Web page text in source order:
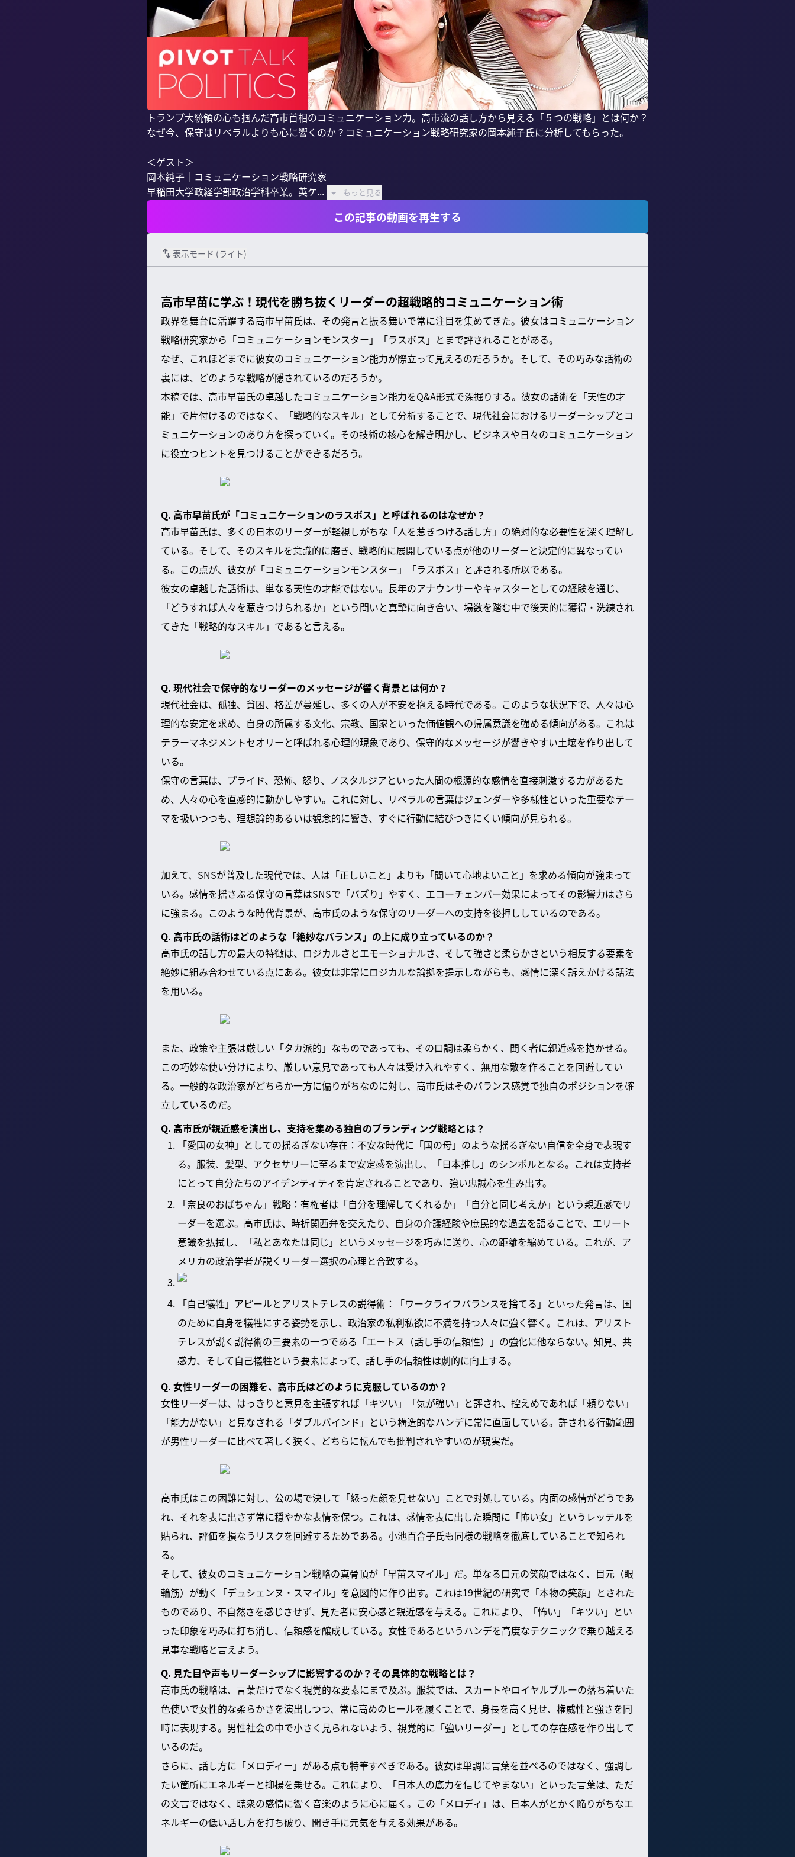
トランプ大統領の心も掴んだ高市首相のコミュニケーション力。高市流の話し方から見える「５つの戦略」とは何か？
なぜ今、保守はリベラルよりも心に響くのか？コミュニケーション戦略研究家の岡本純子氏に分析してもらった。
＜ゲスト＞
岡本純子｜コミュニケーション戦略研究家
早稲田大学政経学部政治学科卒業。英ケ...
もっと見る
この記事の動画を再生する
表示モード (ライト)
高市早苗に学ぶ！現代を勝ち抜くリーダーの超戦略的コミュニケーション術
政界を舞台に活躍する高市早苗氏は、その発言と振る舞いで常に注目を集めてきた。彼女はコミュニケーション
戦略研究家から「コミュニケーションモンスター」「ラスボス」とまで評されることがある。
なぜ、これほどまでに彼女のコミュニケーション能力が際立って見えるのだろうか。そして、その巧みな話術の
裏には、どのような戦略が隠されているのだろうか。
本稿では、高市早苗氏の卓越したコミュニケーション能力をQ&A形式で深掘りする。彼女の話術を「天性の才
能」で片付けるのではなく、「戦略的なスキル」として分析することで、現代社会におけるリーダーシップとコ
ミュニケーションのあり方を探っていく。その技術の核心を解き明かし、ビジネスや日々のコミュニケーション
に役立つヒントを見つけることができるだろう。
Q. 高市早苗氏が「コミュニケーションのラスボス」と呼ばれるのはなぜか？
高市早苗氏は、多くの日本のリーダーが軽視しがちな「人を惹きつける話し方」の絶対的な必要性を深く理解し
ている。そして、そのスキルを意識的に磨き、戦略的に展開している点が他のリーダーと決定的に異なってい
る。この点が、彼女が「コミュニケーションモンスター」「ラスボス」と評される所以である。
彼女の卓越した話術は、単なる天性の才能ではない。長年のアナウンサーやキャスターとしての経験を通じ、
「どうすれば人々を惹きつけられるか」という問いと真摯に向き合い、場数を踏む中で後天的に獲得・洗練され
てきた「戦略的なスキル」であると言える。
Q. 現代社会で保守的なリーダーのメッセージが響く背景とは何か？
現代社会は、孤独、貧困、格差が蔓延し、多くの人が不安を抱える時代である。このような状況下で、人々は心
理的な安定を求め、自身の所属する文化、宗教、国家といった価値観への帰属意識を強める傾向がある。これは
テラーマネジメントセオリーと呼ばれる心理的現象であり、保守的なメッセージが響きやすい土壌を作り出して
いる。
保守の言葉は、プライド、恐怖、怒り、ノスタルジアといった人間の根源的な感情を直接刺激する力があるた
め、人々の心を直感的に動かしやすい。これに対し、リベラルの言葉はジェンダーや多様性といった重要なテー
マを扱いつつも、理想論的あるいは観念的に響き、すぐに行動に結びつきにくい傾向が見られる。
加えて、SNSが普及した現代では、人は「正しいこと」よりも「聞いて心地よいこと」を求める傾向が強まって
いる。感情を揺さぶる保守の言葉はSNSで「バズり」やすく、エコーチェンバー効果によってその影響力はさら
に強まる。このような時代背景が、高市氏のような保守のリーダーへの支持を後押ししているのである。
Q. 高市氏の話術はどのような「絶妙なバランス」の上に成り立っているのか？
高市氏の話し方の最大の特徴は、ロジカルさとエモーショナルさ、そして強さと柔らかさという相反する要素を
絶妙に組み合わせている点にある。彼女は非常にロジカルな論拠を提示しながらも、感情に深く訴えかける話法
を用いる。
また、政策や主張は厳しい「タカ派的」なものであっても、その口調は柔らかく、聞く者に親近感を抱かせる。
この巧妙な使い分けにより、厳しい意見であっても人々は受け入れやすく、無用な敵を作ることを回避してい
る。一般的な政治家がどちらか一方に偏りがちなのに対し、高市氏はそのバランス感覚で独自のポジションを確
立しているのだ。
Q. 高市氏が親近感を演出し、支持を集める独自のブランディング戦略とは？
「愛国の女神」としての揺るぎない存在：不安な時代に「国の母」のような揺るぎない自信を全身で表現す
る。服装、髪型、アクセサリーに至るまで安定感を演出し、「日本推し」のシンボルとなる。これは支持者
にとって自分たちのアイデンティティを肯定されることであり、強い忠誠心を生み出す。
「奈良のおばちゃん」戦略：有権者は「自分を理解してくれるか」「自分と同じ考えか」という親近感でリ
ーダーを選ぶ。高市氏は、時折関西弁を交えたり、自身の介護経験や庶民的な過去を語ることで、エリート
意識を払拭し、「私とあなたは同じ」というメッセージを巧みに送り、心の距離を縮めている。これが、ア
メリカの政治学者が説くリーダー選択の心理と合致する。
「自己犠牲」アピールとアリストテレスの説得術：「ワークライフバランスを捨てる」といった発言は、国
のために自身を犠牲にする姿勢を示し、政治家の私利私欲に不満を持つ人々に強く響く。これは、アリスト
テレスが説く説得術の三要素の一つである「エートス（話し手の信頼性）」の強化に他ならない。知見、共
感力、そして自己犠牲という要素によって、話し手の信頼性は劇的に向上する。
Q. 女性リーダーの困難を、高市氏はどのように克服しているのか？
女性リーダーは、はっきりと意見を主張すれば「キツい」「気が強い」と評され、控えめであれば「頼りない」
「能力がない」と見なされる「ダブルバインド」という構造的なハンデに常に直面している。許される行動範囲
が男性リーダーに比べて著しく狭く、どちらに転んでも批判されやすいのが現実だ。
高市氏はこの困難に対し、公の場で決して「怒った顔を見せない」ことで対処している。内面の感情がどうであ
れ、それを表に出さず常に穏やかな表情を保つ。これは、感情を表に出した瞬間に「怖い女」というレッテルを
貼られ、評価を損なうリスクを回避するためである。小池百合子氏も同様の戦略を徹底していることで知られ
る。
そして、彼女のコミュニケーション戦略の真骨頂が「早苗スマイル」だ。単なる口元の笑顔ではなく、目元（眼
輪筋）が動く「デュシェンヌ・スマイル」を意図的に作り出す。これは19世紀の研究で「本物の笑顔」とされた
ものであり、不自然さを感じさせず、見た者に安心感と親近感を与える。これにより、「怖い」「キツい」とい
った印象を巧みに打ち消し、信頼感を醸成している。女性であるというハンデを高度なテクニックで乗り越える
見事な戦略と言えよう。
Q. 見た目や声もリーダーシップに影響するのか？その具体的な戦略とは？
高市氏の戦略は、言葉だけでなく視覚的な要素にまで及ぶ。服装では、スカートやロイヤルブルーの落ち着いた
色使いで女性的な柔らかさを演出しつつ、常に高めのヒールを履くことで、身長を高く見せ、権威性と強さを同
時に表現する。男性社会の中で小さく見られないよう、視覚的に「強いリーダー」としての存在感を作り出して
いるのだ。
さらに、話し方に「メロディー」がある点も特筆すべきである。彼女は単調に言葉を並べるのではなく、強調し
たい箇所にエネルギーと抑揚を乗せる。これにより、「日本人の底力を信じてやまない」といった言葉は、ただ
の文言ではなく、聴衆の感情に響く音楽のように心に届く。この「メロディ」は、日本人がとかく陥りがちなエ
ネルギーの低い話し方を打ち破り、聞き手に元気を与える効果がある。